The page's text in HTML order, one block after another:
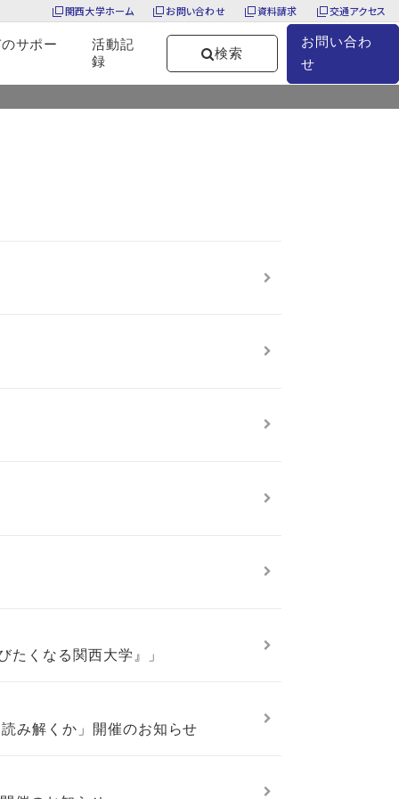
関西大学ホーム お問い合わせ 資料請求 交通アクセス
サポー
活動記
録
検索
お問い合わ
せ
くなる関西大学』」
み解くか」開催のお知らせ